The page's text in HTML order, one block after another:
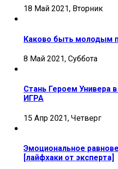
18 Май 2021, Вторник
Каково быть молодым
8 Май 2021, Суббота
Стань Героем Универа
ИГРА
15 Апр 2021, Четверг
Эмоциональное
[лайфхаки от эксперта]